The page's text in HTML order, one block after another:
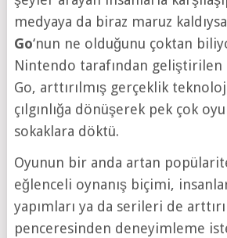
medyaya da biraz maruz
Go‘nun ne olduğunu çoktan
Nintendo tarafından geliştirilen
Go, arttırılmış gerçeklik
çılgınlığa dönüşerek pek çok
sokaklara döktü.
Oyunun bir anda artan
eğlenceli oynanış biçimi,
yapımları ya da serileri de
penceresinden deneyimleme